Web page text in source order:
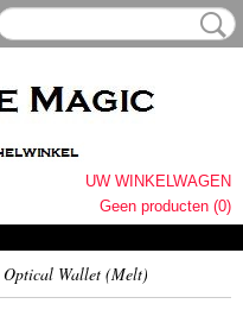
UW WINKELWAGEN
Geen producten (0)
Optical Wallet (Melt)